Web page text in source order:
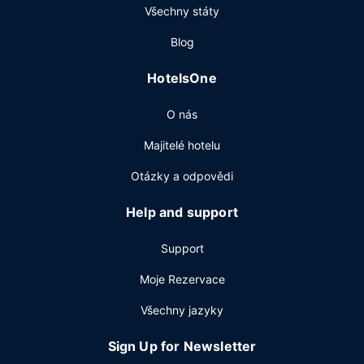
a o víkendu od 7:00 do 11:00.
odhlášení při odjezdu a recepce s nepřetržitým provozem.
Všechny státy
Blog
HotelsOne
O nás
Majitelé hotelu
Otázky a odpovědi
Help and support
Support
Moje Rezervace
Všechny jazyky
Sign Up for Newsletter